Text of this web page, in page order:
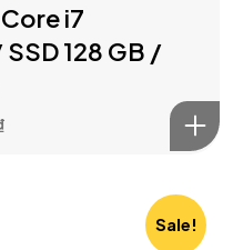
i7
128 GB /
Sale!